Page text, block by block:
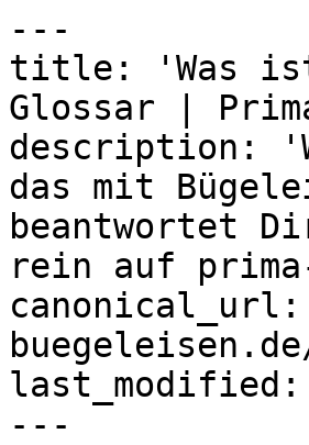
---
title: 'Was ist
Glossar |
description:
das mit
beantwortet
rein auf
last_modified:
---